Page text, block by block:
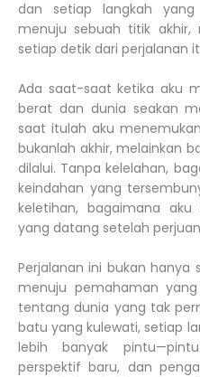
dan setiap langkah
menuju sebuah titik akhir,
setiap detik dari perjalanan
Ada saat-saat ketika aku
berat dan dunia seakan
saat itulah aku
bukanlah akhir, melainkan
dilalui. Tanpa kelelahan,
keindahan yang
keletihan, bagaimana aku
yang datang setelah
Perjalanan ini bukan hanya
menuju pemahaman
tentang dunia yang tak
batu yang kulewati, setiap
lebih banyak
perspektif baru, dan